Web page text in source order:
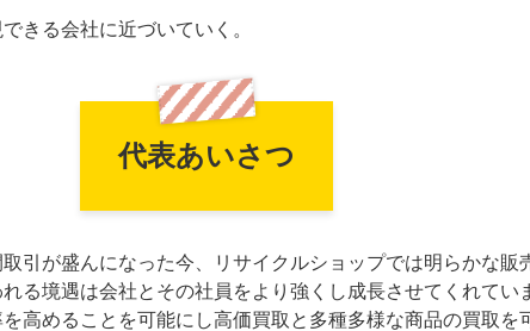
きる会社に近づいていく。
代表あいさつ
引が盛んになった今、リサイクルショップでは明らかな販
る境遇は会社とその社員をより強くし成長させてくれてい
高めることを可能にし高価買取と多種多様な商品の買取を